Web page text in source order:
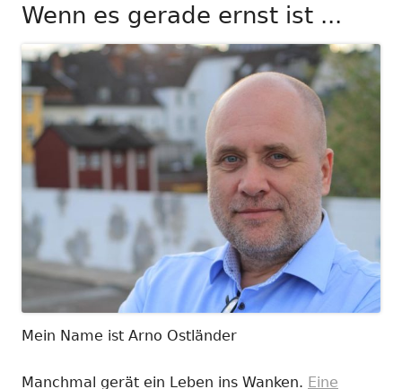
Wenn es gerade ernst ist ...
Mein Name ist Arno Ostländer
Manchmal gerät ein Leben ins Wanken. Eine